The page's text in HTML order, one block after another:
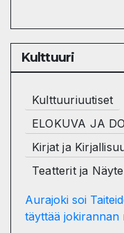
Kulttuuri
Kulttuuriuutiset
ELOKUVA JA
Kirjat ja
Teatterit ja
Aurajoki soi
täyttää jokirannan